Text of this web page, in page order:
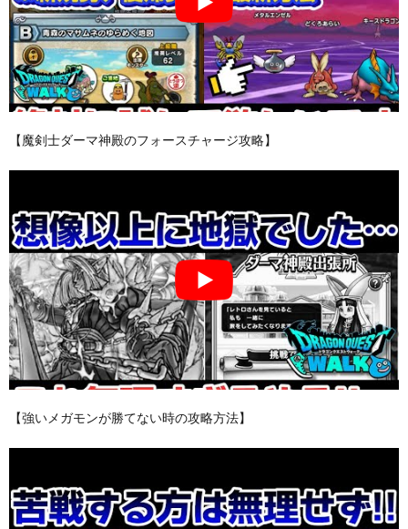
【魔剣士ダーマ神殿のフォースチャージ攻略】
【強いメガモンが勝てない時の攻略方法】